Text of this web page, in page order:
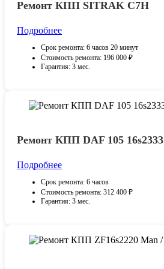
Ремонт КПП SITRAK С7H
Подробнее
Срок ремонта: 6 часов 20 минут
Стоимость ремонта: 196 000 ₽
Гарантия: 3 мес.
Ремонт КПП DAF 105 16s2333
Подробнее
Срок ремонта: 6 часов
Стоимость ремонта: 312 400 ₽
Гарантия: 3 мес.